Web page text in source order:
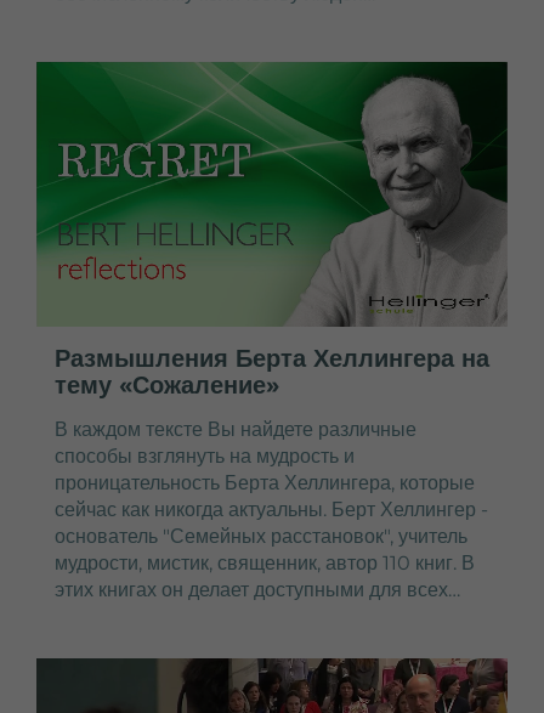
Размышления Берта Хеллингера на
тему «Сожаление»
В каждом тексте Вы найдете различные
способы взглянуть на мудрость и
проницательность Берта Хеллингера, которые
сейчас как никогда актуальны. Берт Хеллингер -
основатель "Семейных расстановок", учитель
мудрости, мистик, священник, автор 110 книг. В
этих книгах он делает доступными для всех…